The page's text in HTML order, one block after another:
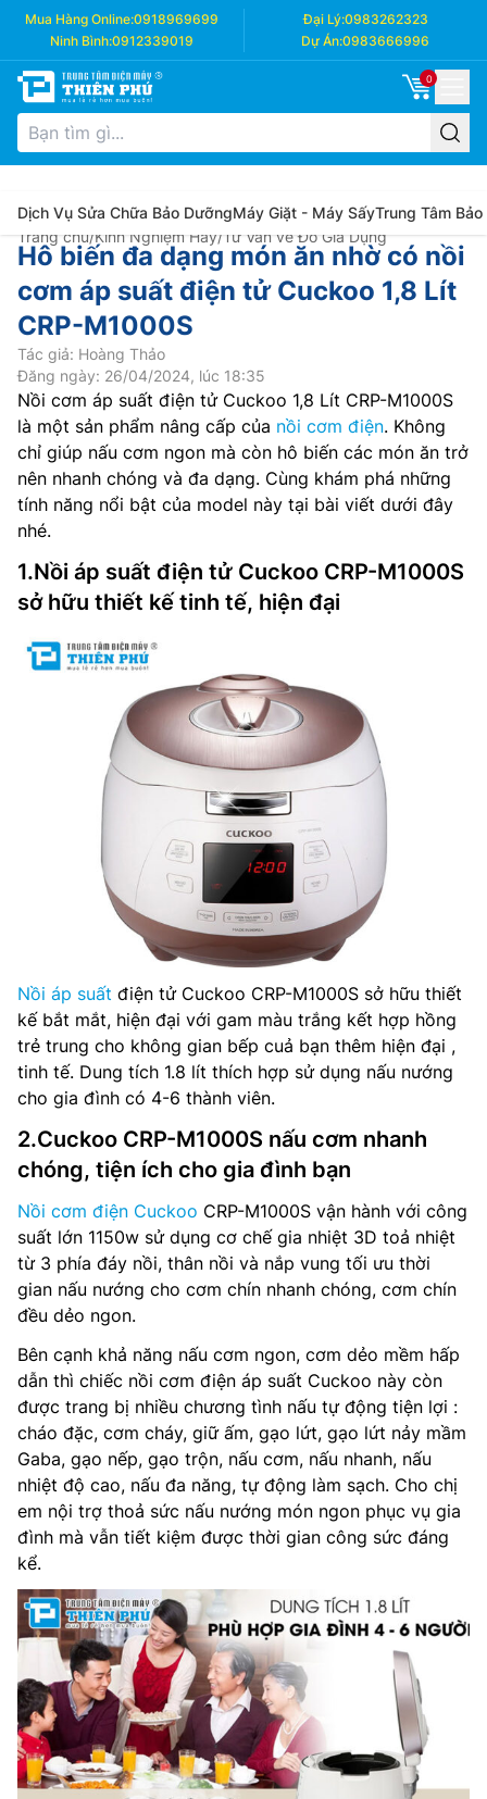
Mua Hàng Online:0918969699 Đại Lý:0983262323
Ninh Bình:0912339019 Dự Án:0983666996
0
Dịch Vụ Sửa Chữa Bảo DưỡngMáy Giặt - Máy SấyTrung Tâm Bảo
Trang chủ/Kinh Nghiệm Hay/Tư Vấn về Đồ Gia Dụng
Hô biến đa dạng món ăn nhờ có nồi
cơm áp suất điện tử Cuckoo 1,8 Lít
CRP-M1000S
Tác giả: Hoàng Thảo
Đăng ngày: 26/04/2024, lúc 18:35
Nồi cơm áp suất điện tử Cuckoo 1,8 Lít CRP-M1000S
là một sản phẩm nâng cấp của nồi cơm điện. Không
chỉ giúp nấu cơm ngon mà còn hô biến các món ăn trở
nên nhanh chóng và đa dạng. Cùng khám phá những
tính năng nổi bật của model này tại bài viết dưới đây
nhé.
1.Nồi áp suất điện tử Cuckoo CRP-M1000S
sở hữu thiết kế tinh tế, hiện đại
Nồi áp suất điện tử Cuckoo CRP-M1000S sở hữu thiết
kế bắt mắt, hiện đại với gam màu trắng kết hợp hồng
trẻ trung cho không gian bếp cuả bạn thêm hiện đại ,
tinh tế. Dung tích 1.8 lít thích hợp sử dụng nấu nướng
cho gia đình có 4-6 thành viên.
2.Cuckoo CRP-M1000S nấu cơm nhanh
chóng, tiện ích cho gia đình bạn
Nồi cơm điện Cuckoo CRP-M1000S vận hành với công
suất lớn 1150w sử dụng cơ chế gia nhiệt 3D toả nhiệt
từ 3 phía đáy nồi, thân nồi và nắp vung tối ưu thời
gian nấu nướng cho cơm chín nhanh chóng, cơm chín
đều dẻo ngon.
Bên cạnh khả năng nấu cơm ngon, cơm dẻo mềm hấp
dẫn thì chiếc nồi cơm điện áp suất Cuckoo này còn
được trang bị nhiều chương tình nấu tự động tiện lợi :
cháo đặc, cơm cháy, giữ ấm, gạo lứt, gạo lứt nảy mầm
Gaba, gạo nếp, gạo trộn, nấu cơm, nấu nhanh, nấu
nhiệt độ cao, nấu đa năng, tự động làm sạch. Cho chị
em nội trợ thoả sức nấu nướng món ngon phục vụ gia
đình mà vẫn tiết kiệm được thời gian công sức đáng
kể.